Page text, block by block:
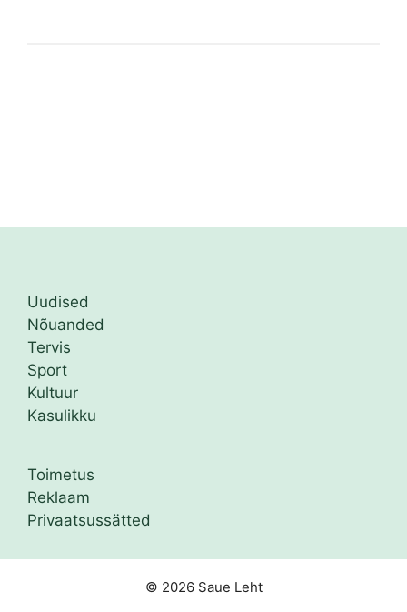
Uudised
Nõuanded
Tervis
Sport
Kultuur
Kasulikku
Toimetus
Reklaam
Privaatsussätted
© 2026 Saue Leht